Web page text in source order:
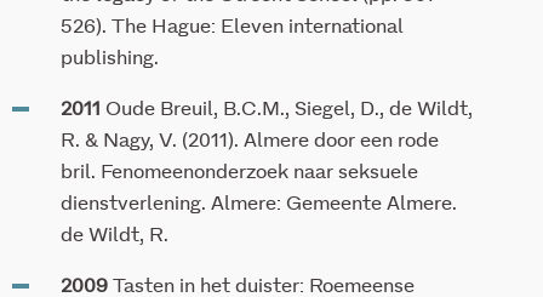
526). The Hague: Eleven international
publishing.
2011 Oude Breuil, B.C.M., Siegel, D., de Wildt,
R. & Nagy, V. (2011). Almere door een rode
bril. Fenomeenonderzoek naar seksuele
dienstverlening. Almere: Gemeente Almere.
de Wildt, R.
2009 Tasten in het duister: Roemeense